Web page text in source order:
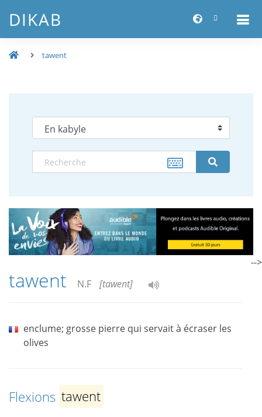
DIKAB
tawent
tawent N.F [tawent]
enclume; grosse pierre qui servait à écraser les
olives
Flexions tawent
-->